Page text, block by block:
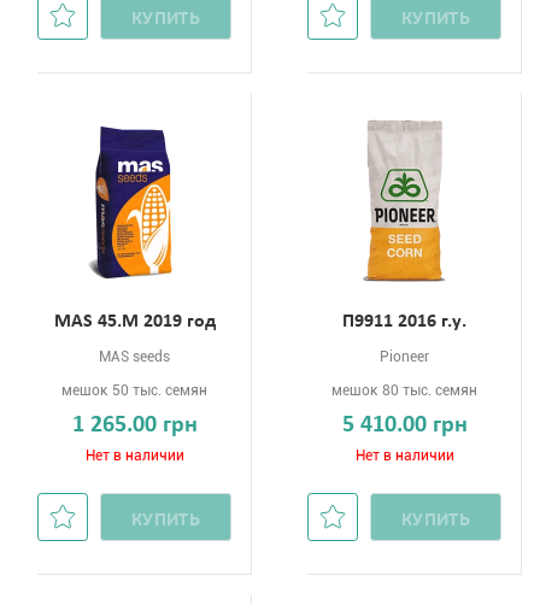
КУПИТЬ КУПИТЬ
МАS 45.М 2019 год
MAS seeds
мешок 50 тыс. семян
1 265.00 грн
Нет в наличии
КУПИТЬ
П9911 2016 г.у.
Pioneer
мешок 80 тыс. семян
5 410.00 грн
Нет в наличии
КУПИТЬ